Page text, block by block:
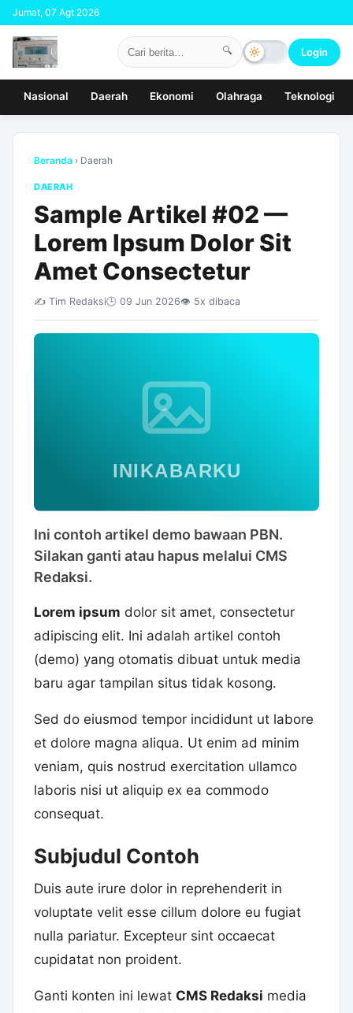
Jumat, 07 Agt 2026
🔍 Login
Nasional Daerah Ekonomi Olahraga Teknologi
Beranda › Daerah
DAERAH
Sample Artikel #02 —
Lorem Ipsum Dolor Sit
Amet Consectetur
✍️ Tim Redaksi🕒 09 Jun 2026👁️ 5x dibaca
Ini contoh artikel demo bawaan PBN.
Silakan ganti atau hapus melalui CMS
Redaksi.
Lorem ipsum dolor sit amet, consectetur
adipiscing elit. Ini adalah artikel contoh
(demo) yang otomatis dibuat untuk media
baru agar tampilan situs tidak kosong.
Sed do eiusmod tempor incididunt ut labore
et dolore magna aliqua. Ut enim ad minim
veniam, quis nostrud exercitation ullamco
laboris nisi ut aliquip ex ea commodo
consequat.
Subjudul Contoh
Duis aute irure dolor in reprehenderit in
voluptate velit esse cillum dolore eu fugiat
nulla pariatur. Excepteur sint occaecat
cupidatat non proident.
Ganti konten ini lewat CMS Redaksi media